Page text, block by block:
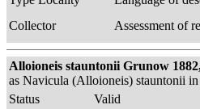
Collector
Assessment of
Alloioneis stauntonii Grunow
as Navicula (Alloioneis) stauntonii in
Status
Valid